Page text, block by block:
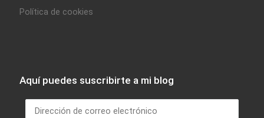
Política de cookies
Aquí puedes suscribirte a mi blog
Dirección de correo electrónico